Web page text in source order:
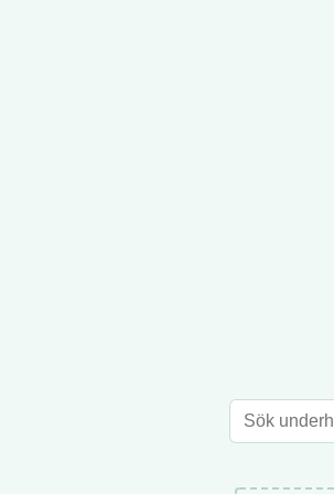
Sök
underhållning